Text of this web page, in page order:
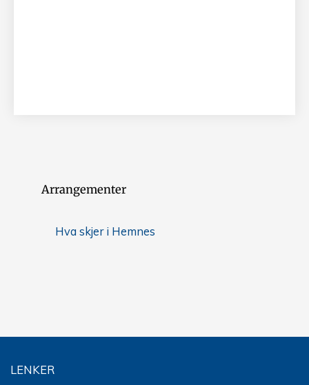
Arrangementer
Hva skjer i Hemnes
LENKER